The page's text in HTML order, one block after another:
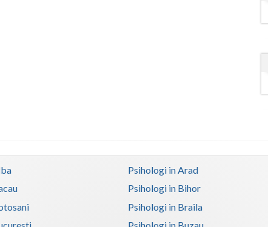
Psihologi in Arad
Psihologi in Bihor
Psihologi in Braila